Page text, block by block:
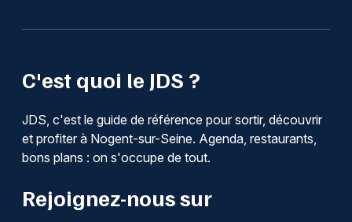
C'est quoi le JDS ?
JDS, c'est le guide de référence pour sortir, découvrir
et profiter à Nogent-sur-Seine. Agenda, restaurants,
bons plans : on s'occupe de tout.
Rejoignez-nous sur